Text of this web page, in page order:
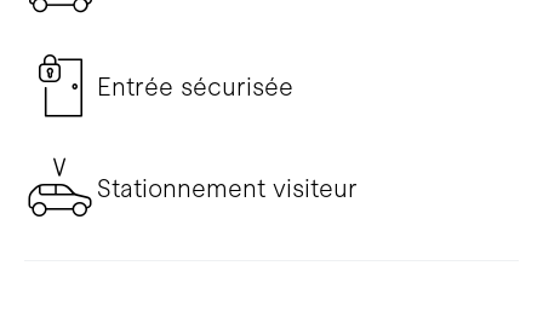
Entrée sécurisée
Stationnement visiteur